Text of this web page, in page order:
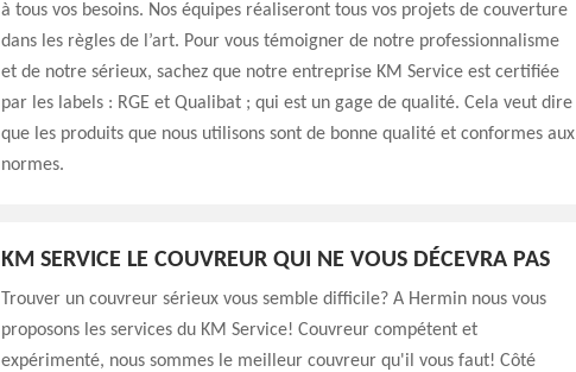
à tous vos besoins. Nos équipes réaliseront tous vos projets de couverture
dans les règles de l’art. Pour vous témoigner de notre professionnalisme
et de notre sérieux, sachez que notre entreprise KM Service est certifiée
par les labels : RGE et Qualibat ; qui est un gage de qualité. Cela veut dire
que les produits que nous utilisons sont de bonne qualité et conformes aux
normes.
KM SERVICE LE COUVREUR QUI NE VOUS DÉCEVRA PAS
Trouver un couvreur sérieux vous semble difficile? A Hermin nous vous
proposons les services du KM Service! Couvreur compétent et
expérimenté, nous sommes le meilleur couvreur qu'il vous faut! Côté